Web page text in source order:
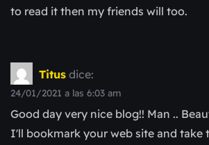
to read it then my friends will too.
Titus dice:
24/01/2021 a las 6:03 am
Good day very nice blog!! Man ..
I'll bookmark your web site and take